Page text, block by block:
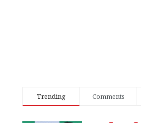
Trending Comments